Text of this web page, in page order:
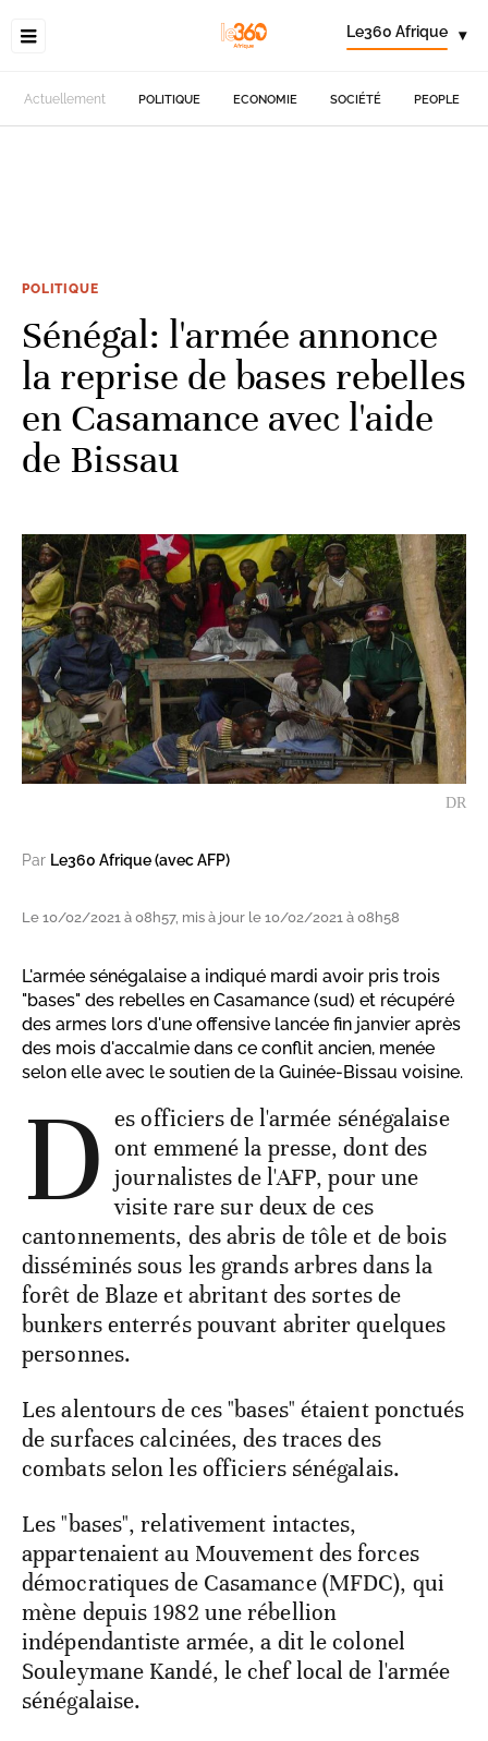
Le360 Afrique ▾
Actuellement POLITIQUE ECONOMIE SOCIÉTÉ PEOPLE
POLITIQUE
Sénégal: l'armée annonce
la reprise de bases rebelles
en Casamance avec l'aide
de Bissau
DR
Par Le360 Afrique (avec AFP)
Le 10/02/2021 à 08h57, mis à jour le 10/02/2021 à 08h58
L'armée sénégalaise a indiqué mardi avoir pris trois
"bases" des rebelles en Casamance (sud) et récupéré
des armes lors d'une offensive lancée fin janvier après
des mois d'accalmie dans ce conflit ancien, menée
selon elle avec le soutien de la Guinée-Bissau voisine.
D es officiers de l'armée sénégalaise
ont emmené la presse, dont des
journalistes de l'AFP, pour une
visite rare sur deux de ces
cantonnements, des abris de tôle et de bois
disséminés sous les grands arbres dans la
forêt de Blaze et abritant des sortes de
bunkers enterrés pouvant abriter quelques
personnes.
Les alentours de ces "bases" étaient ponctués
de surfaces calcinées, des traces des
combats selon les officiers sénégalais.
Les "bases", relativement intactes,
appartenaient au Mouvement des forces
démocratiques de Casamance (MFDC), qui
mène depuis 1982 une rébellion
indépendantiste armée, a dit le colonel
Souleymane Kandé, le chef local de l'armée
sénégalaise.